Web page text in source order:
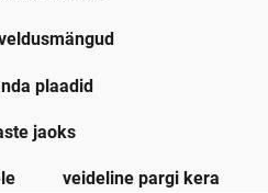
plaadid
jaoks
veideline pargi kera